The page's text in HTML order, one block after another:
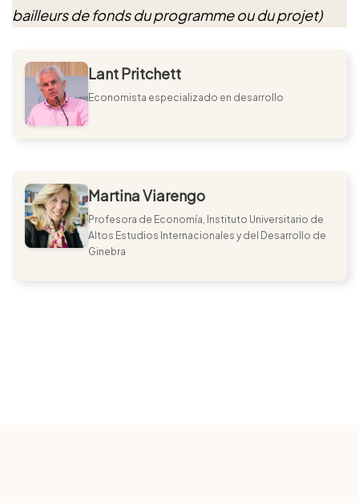
bailleurs de fonds du programme ou du projet)
Lant Pritchett
Economista especializado en desarrollo
Martina Viarengo
Profesora de Economía, Instituto Universitario de
Altos Estudios Internacionales y del Desarrollo de
Ginebra